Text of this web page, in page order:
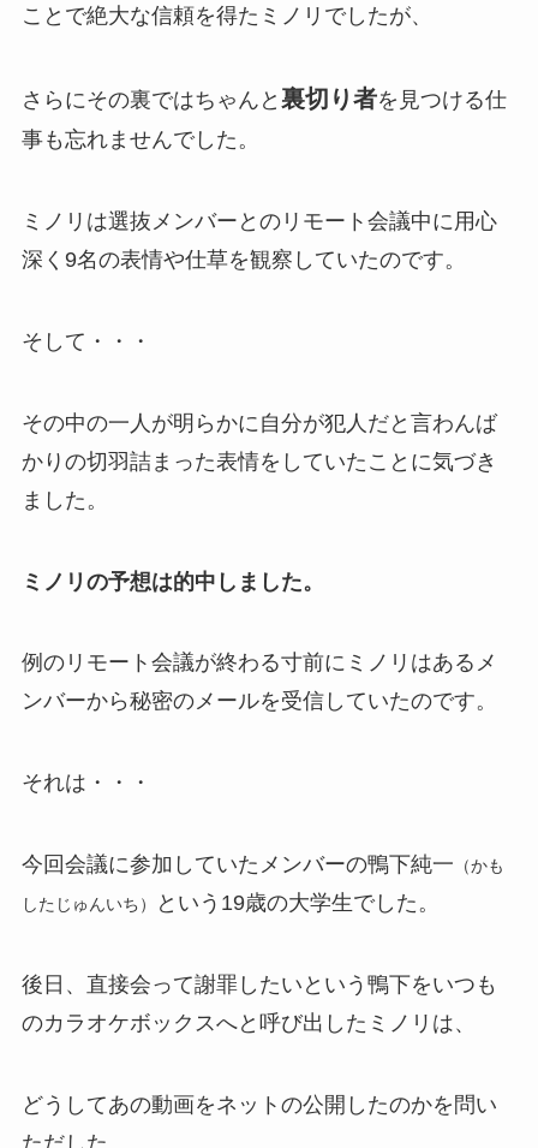
ことで絶大な信頼を得たミノリでしたが、
さらにその裏ではちゃんと 裏切り者を見つける仕
事も忘れませんでした。
ミノリは選抜メンバーとのリモート会議中に用心
深く9名の表情や仕草を観察していたのです。
そして・・・
その中の一人が明らかに自分が犯人だと言わんば
かりの切羽詰まった表情をしていたことに気づき
ました。
ミノリの予想は的中しました。
例のリモート会議が終わる寸前にミノリはあるメ
ンバーから秘密のメールを受信していたのです。
それは・・・
今回会議に参加していたメンバーの鴨下純一 （かも
したじゅんいち）
という19歳の大学生でした。
後日、直接会って謝罪したいという鴨下をいつも
のカラオケボックスへと呼び出したミノリは、
どうしてあの動画をネットの公開したのかを問い
ただした。